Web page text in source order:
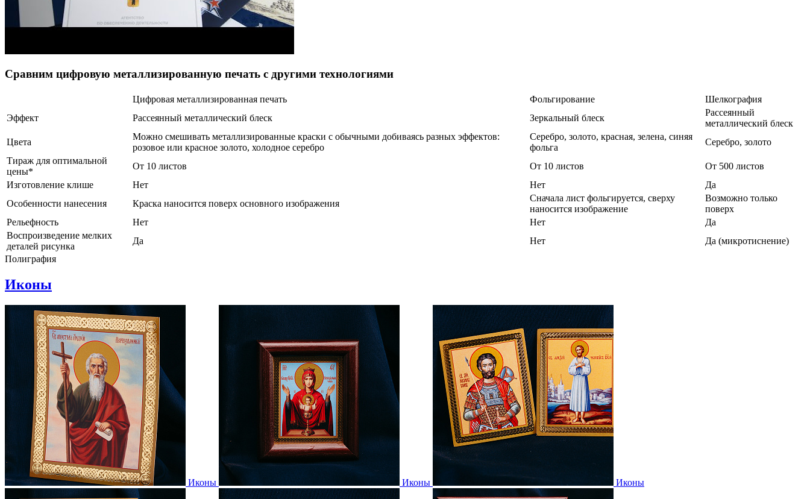
Сравним цифровую металлизированную печать с другими технологиями
Цифровая металлизированная печать Фольгирование
Шелкография
Эффект
Рассеянный металлический блеск Зеркальный блеск
Рассеянный
металлический блеск
Цвета
Можно смешивать металлизированные краски с обычными добиваясь разных эффектов:
розовое или красное золото, холодное серебро
Серебро, золото, красная, зелена, синяя
фольга
Серебро, золото
Тираж для оптимальной
цены*
От 10 листов От 10 листов
От 500 листов
Изготовление клише
Нет Нет
Да
Особенности нанесения
Краска наносится поверх основного изображения
Сначала лист фольгируется, сверху
наносится изображение
Возможно только
поверх
Рельефность
Нет Нет
Да
Воспроизведение мелких
деталей рисунка
Да Нет
Да (микротиснение)
Полиграфия
Иконы
Иконы Иконы Иконы